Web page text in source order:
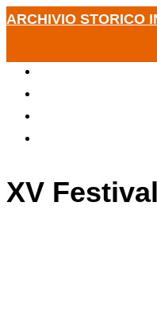
ARCHIVIO STORICO
XV